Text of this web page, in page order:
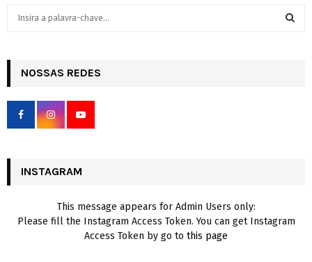
h
f
r
NOSSAS REDES
INSTAGRAM
This message appears for Admin Users only:
Please fill the Instagram Access Token. You can get Instagram
Access Token by go to this page